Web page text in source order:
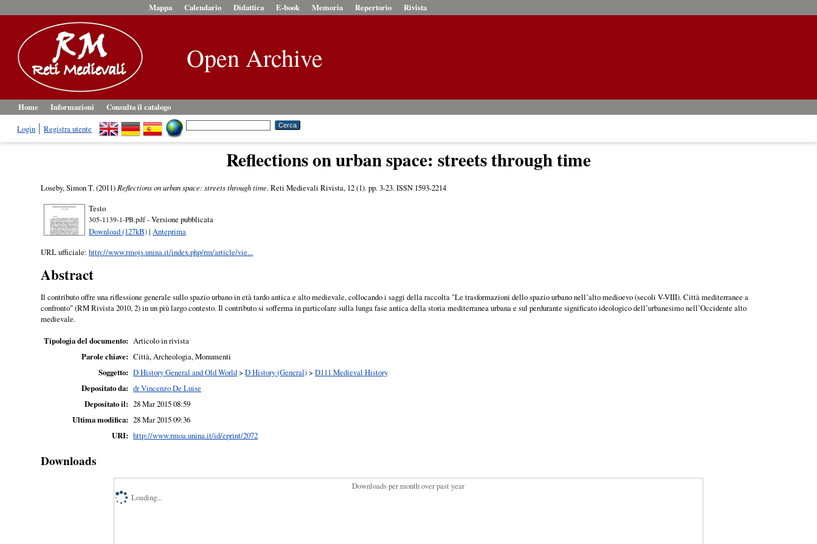
Mappa Calendario Didattica E-book Memoria Repertorio Rivista
Open Archive
Home Informazioni
Consulta il catalogo
Login
Registra utente
Reflections on urban space: streets through time
Loseby, Simon T.(2011)Reflections on urban space: streets through time. Reti Medievali Rivista, 12 (1). pp. 3-23. ISSN 1593-2214
Testo
305-1139-1-PB.pdf- Versione pubblicata
Download (127kB)| Anteprima
URL ufficiale:http://www.rmojs.unina.it/index.php/rm/article/vie...
Abstract
Il contributo offre una riflessione generale sullo spazio urbano in età tardo antica e alto medievale, collocando i saggi della raccolta "Le trasformazioni dello spazio urbano nell’alto medioevo (secoli V-VIII). Città mediterranee a
confronto" (RM Rivista 2010, 2) in un più largo contesto. Il contributo si sofferma in particolare sulla lunga fase antica della storia mediterranea urbana e sul perdurante significato ideologico dell’urbanesimo nell’Occidente alto
medievale.
Tipologia del documento: Articolo in rivista
Parole chiave: Città, Archeologia, Monumenti
Soggetto: D History General and Old World>D History (General)>D111 Medieval History
Depositato da: dr Vincenzo De Luise
Depositato il: 28 Mar 2015 08:59
Ultima modifica: 28 Mar 2015 09:36
URI: http://www.rmoa.unina.it/id/eprint/2072
Downloads
Downloads per month over past year
Loading...